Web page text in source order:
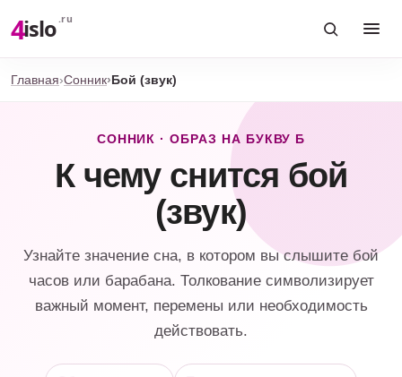
4islo .ru
Главная Сонник Бой (звук)
СОННИК · ОБРАЗ НА БУКВУ Б
К чему снится бой
(звук)
Узнайте значение сна, в котором вы слышите бой
часов или барабана. Толкование символизирует
важный момент, перемены или необходимость
действовать.